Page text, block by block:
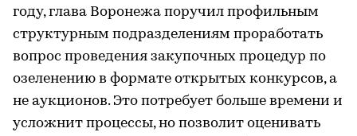
году, глава Воронежа поручил профильным
структурным подразделениям проработать
вопрос проведения закупочных процедур по
озеленению в формате открытых конкурсов, а
не аукционов. Это потребует больше времени и
усложнит процессы, но позволит оценивать